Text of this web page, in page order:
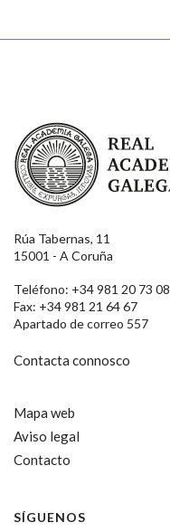
Real Academia Galega
Rúa Tabernas, 11
15001 - A Coruña
Teléfono: +34 981 20 73 08
Fax: +34 981 21 64 67
Apartado de correo 557
Contacta connosco
Mapa web
Aviso legal
Contacto
SÍGUENOS